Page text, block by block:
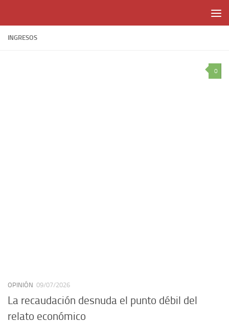
INGRESOS
0
OPINIÓN 09/07/2026
La recaudación desnuda el punto débil del
relato económico